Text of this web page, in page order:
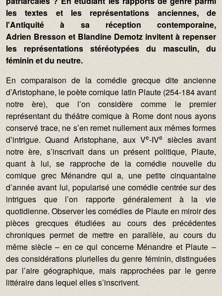
les textes et les représentations anciennes, de
l'Antiquité à sa réception contemporaine,
Adrien Bresson et Blandine Demotz invitent à repenser
les représentations stéréotypées du masculin, du
féminin et du neutre.
En comparaison de la comédie grecque dite ancienne
d’Aristophane, le poète comique latin Plaute (254-184 avant
notre ère), que l’on considère comme le premier
représentant du théâtre comique à Rome dont nous ayons
conservé trace, ne s’en remet nullement aux mêmes formes
d’intrigue. Quand Aristophane, aux Ve-IVe siècles avant
notre ère, s’inscrivait dans un présent politique, Plaute,
quant à lui, se rapproche de la comédie nouvelle du
comique grec Ménandre qui a, une petite cinquantaine
d’année avant lui, popularisé une comédie centrée sur des
intrigues que l’on rapporte généralement à la vie
quotidienne. Observer les comédies de Plaute en miroir des
pièces grecques étudiées au cours des précédentes
chroniques permet de mettre en parallèle, au cours du
même siècle – en ce qui concerne Ménandre et Plaute –
des considérations plurielles du genre féminin, distinguées
par l’aire géographique, mais rapprochées par le genre
littéraire dans lequel elles s’inscrivent.